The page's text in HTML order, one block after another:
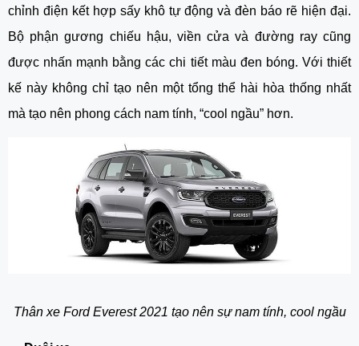
chỉnh điện kết hợp sấy khô tự động và đèn báo rẽ hiện đại.
Bộ phận gương chiếu hậu, viền cửa và đường ray cũng
được nhấn mạnh bằng các chi tiết màu đen bóng. Với thiết
kế này không chỉ tạo nên một tổng thể hài hòa thống nhất
mà tạo nên phong cách nam tính, “cool ngầu” hơn.
Thân xe Ford Everest 2021 tạo nên sự nam tính, cool ngầu